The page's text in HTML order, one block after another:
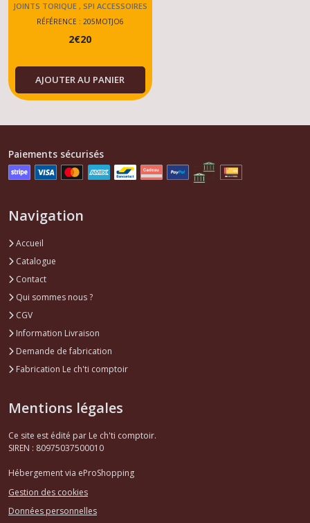
JOINTS TORIQUE , SPI ACCESSOIRES
MOTEUR 205
RÉFÉRENCE : 205MOTJO6
2€20
AJOUTER AU PANIER
Paiements sécurisés
Navigation
Accueil
Catalogue
Contact
Qui sommes nous ?
CGV
Information Livraison
Demande de fabrication
Fabrication Le ch'ti comptoir
Mentions légales
Ce site est édité par Le ch'ti comptoir.
SIREN : 80975037500010
Hébergement via eProShopping
Gestion des cookies
Données personnelles